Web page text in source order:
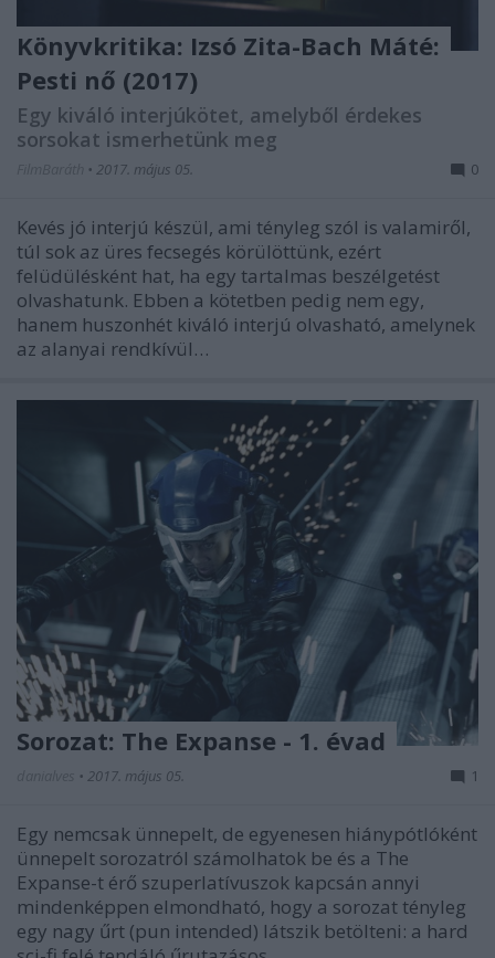
Könyvkritika: Izsó Zita-Bach Máté:
Pesti nő (2017)
Egy kiváló interjúkötet, amelyből érdekes
sorsokat ismerhetünk meg
• 2017. május 05. 0
Kevés jó interjú készül, ami tényleg szól is valamiről,
túl sok az üres fecsegés körülöttünk, ezért
felüdülésként hat, ha egy tartalmas beszélgetést
olvashatunk. Ebben a kötetben pedig nem egy,
hanem huszonhét kiváló interjú olvasható, amelynek
az alanyai rendkívül…
Sorozat: The Expanse - 1. évad
• 2017. május 05. 1
Egy nemcsak ünnepelt, de egyenesen hiánypótlóként
ünnepelt sorozatról számolhatok be és a The
Expanse-t érő szuperlatívuszok kapcsán annyi
mindenképpen elmondható, hogy a sorozat tényleg
egy nagy űrt (pun intended) látszik betölteni: a hard